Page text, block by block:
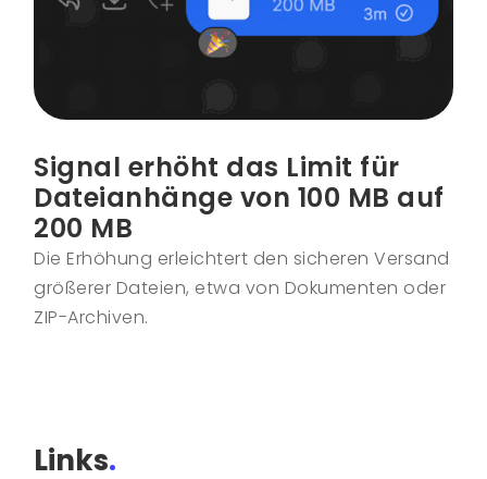
Signal erhöht das Limit für
Dateianhänge von 100 MB auf
200 MB
Die Erhöhung erleichtert den sicheren Versand
größerer Dateien, etwa von Dokumenten oder
ZIP-Archiven.
Links.